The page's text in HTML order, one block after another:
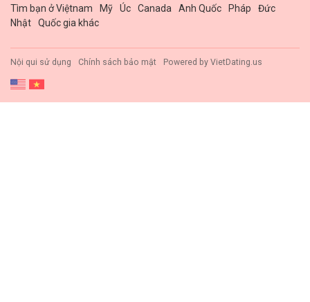
Tìm bạn ở Việtnam
Mỹ Úc Canada Anh Quốc Pháp
Đức
Nhật
Quốc gia khác
Nội qui sử dụng Chính sách bảo mật Powered by VietDating.us